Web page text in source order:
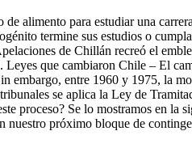
alimento para estudiar una
termine sus estudios o
de Chillán recreó el
que cambiaron Chile – El
embargo, entre 1960 y 1975, la
se aplica la Ley de
proceso? Se lo mostramos en la
nuestro próximo bloque de